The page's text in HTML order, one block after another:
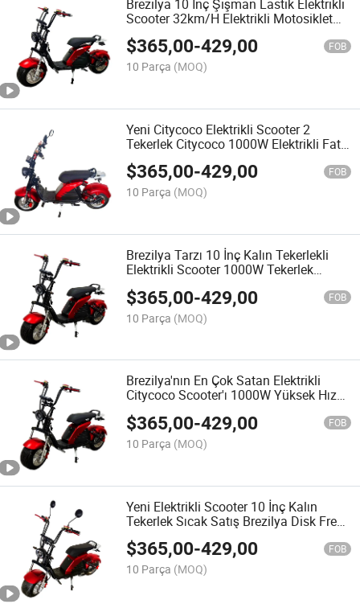
Brezilya 10 İnç Şişman Lastik Elektrikli
Scooter 32km/H Elektrikli Motosiklet
Lityum Pil Disk Fren Scooter Citycoco
$365,00-429,00 FOB
10 Parça (MOQ)
Yeni Citycoco Elektrikli Scooter 2
Tekerlek Citycoco 1000W Elektrikli Fat
Tekerlek Citycoco Sıcak Satış Brezilya
60V 20A E-Scootre
$365,00-429,00 FOB
10 Parça (MOQ)
Brezilya Tarzı 10 İnç Kalın Tekerlekli
Elektrikli Scooter 1000W Tekerlek
Elektrikli Motosiklet
$365,00-429,00 FOB
10 Parça (MOQ)
Brezilya'nın En Çok Satan Elektrikli
Citycoco Scooter'ı 1000W Yüksek Hız
60V Lityum Pil Motosiklet Dingil
Mesafesi 127cm Citycoco
$365,00-429,00 FOB
10 Parça (MOQ)
Yeni Elektrikli Scooter 10 İnç Kalın
Tekerlek Sıcak Satış Brezilya Disk Frenli
Elektrikli Motosiklet 1000W Citycoco
Scooter
$365,00-429,00 FOB
10 Parça (MOQ)